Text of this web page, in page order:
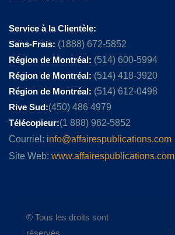
Service à la Clientèle:
Sans-Frais: (1888) 672-5852
Région de Montréal: (514) 600-5994
Région de Montréal: (514) 418-3920
Région de Montréal: (514) 612-0498
Rive Sud:(450) 486 4979
Télécopieur:(1 888) 962-5852
Courriel: info@affairespublications.com
Site Web: www.affairespublications.com
© Tous les droits sont
réservés